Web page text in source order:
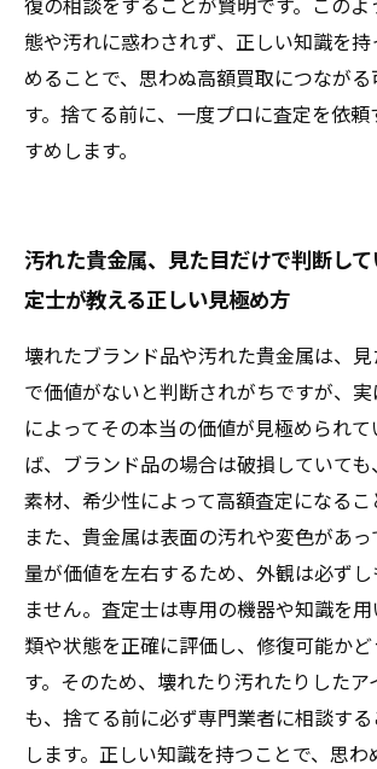
態や汚れに惑わされず、正しい知識を
めることで、思わぬ高額買取につなが
す。捨てる前に、一度プロに査定を依
すめします。
汚れた貴金属、見た目だけで判断し
定士が教える正しい見極め方
壊れたブランド品や汚れた貴金属は、
で価値がないと判断されがちですが、
によってその本当の価値が見極められて
ば、ブランド品の場合は破損していて
素材、希少性によって高額査定になるこ
また、貴金属は表面の汚れや変色があ
量が価値を左右するため、外観は必ず
ません。査定士は専用の機器や知識を
類や状態を正確に評価し、修復可能か
す。そのため、壊れたり汚れたりしたア
も、捨てる前に必ず専門業者に相談す
します。正しい知識を持つことで、思わ